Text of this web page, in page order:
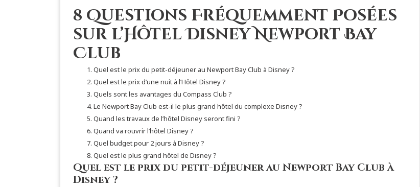
8 Questions Fréquemment Posées
sur l’Hôtel Disney Newport Bay
Club
Quel est le prix du petit-déjeuner au Newport Bay Club à Disney ?
Quel est le prix d’une nuit à l’Hôtel Disney ?
Quels sont les avantages du Compass Club ?
Le Newport Bay Club est-il le plus grand hôtel du complexe Disney ?
Quand les travaux de l’hôtel Disney seront fini ?
Quand va rouvrir l’hôtel Disney ?
Quel budget pour 2 jours à Disney ?
Quel est le plus grand hôtel de Disney ?
Quel est le prix du petit-déjeuner au Newport Bay Club à
Disney ?